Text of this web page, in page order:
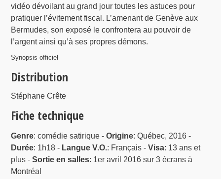
vidéo dévoilant au grand jour toutes les astuces pour
pratiquer l’évitement fiscal. L’amenant de Genève aux
Bermudes, son exposé le confrontera au pouvoir de
l’argent ainsi qu’à ses propres démons.
Synopsis officiel
Distribution
Stéphane Crête
Fiche technique
Genre: comédie satirique -Origine: Québec, 2016 -
Durée: 1h18 - Langue V.O.: Français -Visa: 13 ans et
plus -Sortie en salles: 1er avril 2016 sur 3 écrans à
Montréal